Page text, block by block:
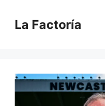
contenido
La Factoría